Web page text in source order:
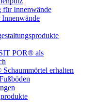
für Innenwände
Innenwände
POR® als
erhalten